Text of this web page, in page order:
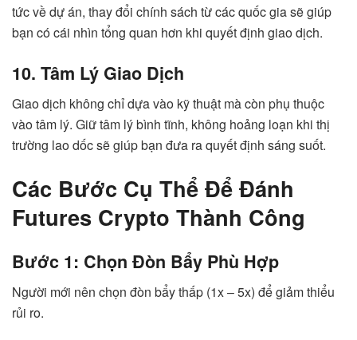
tức về dự án, thay đổi chính sách từ các quốc gia sẽ giúp
bạn có cái nhìn tổng quan hơn khi quyết định giao dịch.
10. Tâm Lý Giao Dịch
Giao dịch không chỉ dựa vào kỹ thuật mà còn phụ thuộc
vào tâm lý. Giữ tâm lý bình tĩnh, không hoảng loạn khi thị
trường lao dốc sẽ giúp bạn đưa ra quyết định sáng suốt.
Các Bước Cụ Thể Để Đánh
Futures Crypto Thành Công
Bước 1: Chọn Đòn Bẩy Phù Hợp
Người mới nên chọn đòn bẩy thấp (1x – 5x) để giảm thiểu
rủi ro.